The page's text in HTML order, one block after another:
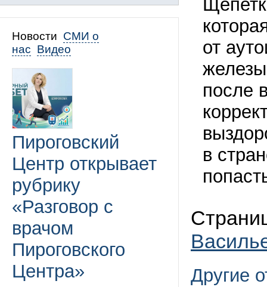
Новости СМИ о
нас Видео
Пироговский
Центр открывает
рубрику
«Разговор с
врачом
Пироговского
Центра»
от
после
в
Другие